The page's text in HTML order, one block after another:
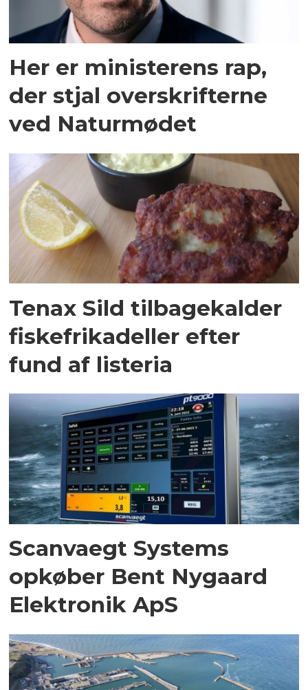
Her er ministerens rap,
der stjal overskrifterne
ved Naturmødet
Tenax Sild tilbagekalder
fiskefrikadeller efter
fund af listeria
Scanvaegt Systems
opkøber Bent Nygaard
Elektronik ApS